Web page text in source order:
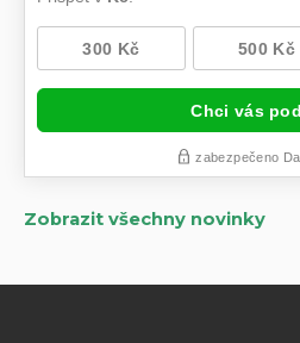
Zobrazit všechny novinky